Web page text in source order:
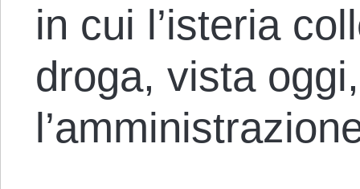
in cui l’isteria
droga, vista